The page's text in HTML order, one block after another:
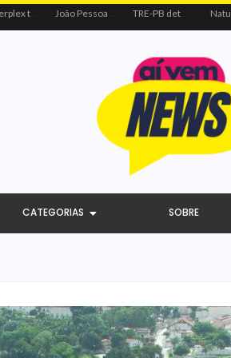
Centerplex traz o combo mais aguardado dos oceanos para estreia de Moana TRE-PB determina remoção de vídeo de Cícero por uso indevido de programa público
CATEGORIAS SOBRE